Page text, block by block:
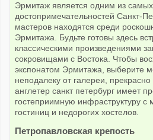
Эрмитаж является одним из
достопримечательностей Санкт-
мастеров находятся среди
Эрмитажа. Будьте готовы здесь
классическими произведениями
сокровищами с Востока. Чтобы
экспонатом Эрмитажа, выберите
неподалеку от галереи,
англетер санкт петербург имеет
гостеприимную инфраструктуру
гостиниц и недорогих хостелов.
Петропавловская крепость